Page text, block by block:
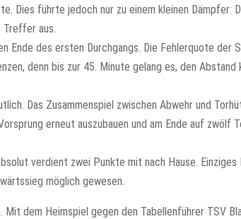
Dies führte jedoch nur zu einem kleinen Dämpfer:
Treffer aus.
Ende des ersten Durchgangs. Die Fehlerquote
denn bis zur 45. Minute gelang es, den
Das Zusammenspiel zwischen Abwehr und
erneut auszubauen und am Ende auf zwölf
verdient zwei Punkte mit nach Hause.
möglich gewesen.
dem Heimspiel gegen den Tabellenführer TSV